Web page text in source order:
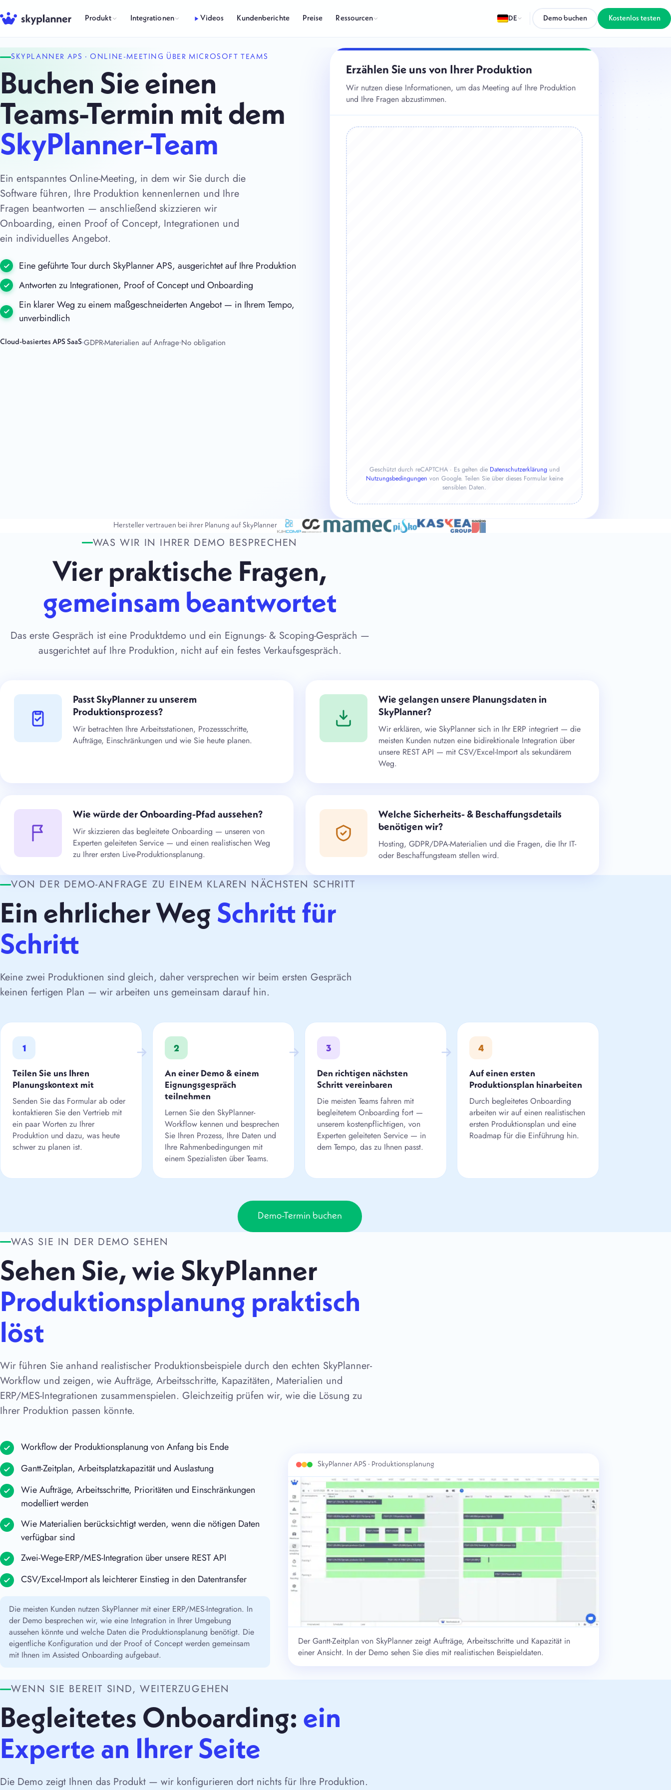
Inhalt
Produkt Integrationen Videos Kundenberichte Preise Ressourcen DE Demo buchen Kostenlos testen
SKYPLANNER APS · ONLINE-MEETING ÜBER MICROSOFT TEAMS
Buchen Sie einen
Teams-Termin mit dem
SkyPlanner-Team
Ein entspanntes Online-Meeting, in dem wir Sie durch die
Software führen, Ihre Produktion kennenlernen und Ihre
Fragen beantworten — anschließend skizzieren wir
Onboarding, einen Proof of Concept, Integrationen und
ein individuelles Angebot.
Eine geführte Tour durch SkyPlanner APS, ausgerichtet auf Ihre Produktion
Antworten zu Integrationen, Proof of Concept und Onboarding
Ein klarer Weg zu einem maßgeschneiderten Angebot — in Ihrem Tempo,
unverbindlich
Cloud-basiertes APS SaaS GDPR-Materialien auf Anfrage No obligation
Erzählen Sie uns von Ihrer Produktion
Wir nutzen diese Informationen, um das Meeting auf Ihre Produktion
und Ihre Fragen abzustimmen.
Geschützt durch reCAPTCHA · Es gelten die Datenschutzerklärungund
Nutzungsbedingungen von Google. Teilen Sie über dieses Formular keine
sensiblen Daten.
Hersteller vertrauen bei ihrer Planung auf SkyPlanner
WAS WIR IN IHRER DEMO BESPRECHEN
Vier praktische Fragen,
gemeinsam beantwortet
Das erste Gespräch ist eine Produktdemo und ein Eignungs- & Scoping-Gespräch —
ausgerichtet auf Ihre Produktion, nicht auf ein festes Verkaufsgespräch.
Passt SkyPlanner zu unserem
Produktionsprozess?
Wir betrachten Ihre Arbeitsstationen, Prozessschritte,
Aufträge, Einschränkungen und wie Sie heute planen.
Wie gelangen unsere Planungsdaten in
SkyPlanner?
Wir erklären, wie SkyPlanner sich in Ihr ERP integriert — die
meisten Kunden nutzen eine bidirektionale Integration über
unsere REST API — mit CSV/Excel-Import als sekundärem
Weg.
Wie würde der Onboarding-Pfad aussehen?
Wir skizzieren das begleitete Onboarding — unseren von
Experten geleiteten Service — und einen realistischen Weg
zu Ihrer ersten Live-Produktionsplanung.
Welche Sicherheits- & Beschaffungsdetails
benötigen wir?
Hosting, GDPR/DPA-Materialien und die Fragen, die Ihr IT-
oder Beschaffungsteam stellen wird.
VON DER DEMO-ANFRAGE ZU EINEM KLAREN NÄCHSTEN SCHRITT
Ein ehrlicher Weg Schritt für
Schritt
Keine zwei Produktionen sind gleich, daher versprechen wir beim ersten Gespräch
keinen fertigen Plan — wir arbeiten uns gemeinsam darauf hin.
1
Teilen Sie uns Ihren
Planungskontext mit
Senden Sie das Formular ab oder
kontaktieren Sie den Vertrieb mit
ein paar Worten zu Ihrer
Produktion und dazu, was heute
schwer zu planen ist.
2
An einer Demo & einem
Eignungsgespräch
teilnehmen
Lernen Sie den SkyPlanner-
Workflow kennen und besprechen
Sie Ihren Prozess, Ihre Daten und
Ihre Rahmenbedingungen mit
einem Spezialisten über Teams.
3
Den richtigen nächsten
Schritt vereinbaren
Die meisten Teams fahren mit
begleitetem Onboarding fort —
unserem kostenpflichtigen, von
Experten geleiteten Service — in
dem Tempo, das zu Ihnen passt.
4
Auf einen ersten
Produktionsplan hinarbeiten
Durch begleitetes Onboarding
arbeiten wir auf einen realistischen
ersten Produktionsplan und eine
Roadmap für die Einführung hin.
Demo-Termin buchen
WAS SIE IN DER DEMO SEHEN
Sehen Sie, wie SkyPlanner
Produktionsplanung praktisch
löst
Wir führen Sie anhand realistischer Produktionsbeispiele durch den echten SkyPlanner-
Workflow und zeigen, wie Aufträge, Arbeitsschritte, Kapazitäten, Materialien und
ERP/MES-Integrationen zusammenspielen. Gleichzeitig prüfen wir, wie die Lösung zu
Ihrer Produktion passen könnte.
Workflow der Produktionsplanung von Anfang bis Ende
Gantt-Zeitplan, Arbeitsplatzkapazität und Auslastung
Wie Aufträge, Arbeitsschritte, Prioritäten und Einschränkungen
modelliert werden
Wie Materialien berücksichtigt werden, wenn die nötigen Daten
verfügbar sind
Zwei-Wege-ERP/MES-Integration über unsere REST API
CSV/Excel-Import als leichterer Einstieg in den Datentransfer
Die meisten Kunden nutzen SkyPlanner mit einer ERP/MES-Integration. In
der Demo besprechen wir, wie eine Integration in Ihrer Umgebung
aussehen könnte und welche Daten die Produktionsplanung benötigt. Die
eigentliche Konfiguration und der Proof of Concept werden gemeinsam
mit Ihnen im Assisted Onboarding aufgebaut.
SkyPlanner APS · Produktionsplanung
Der Gantt-Zeitplan von SkyPlanner zeigt Aufträge, Arbeitsschritte und Kapazität in
einer Ansicht. In der Demo sehen Sie dies mit realistischen Beispieldaten.
WENN SIE BEREIT SIND, WEITERZUGEHEN
Begleitetes Onboarding: ein
Experte an Ihrer Seite
Die Demo zeigt Ihnen das Produkt — wir konfigurieren dort nichts für Ihre Produktion.